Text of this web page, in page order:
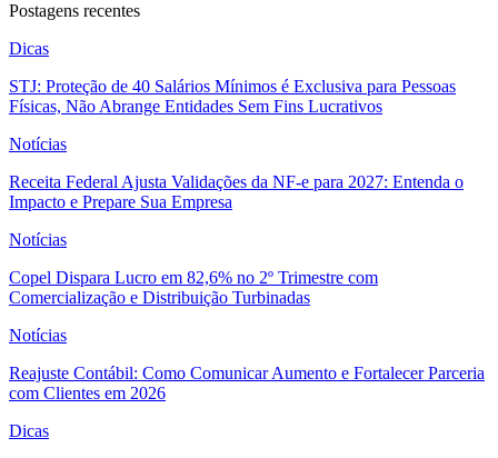
Postagens recentes
Dicas
STJ: Proteção de 40 Salários Mínimos é Exclusiva para Pessoas
Físicas, Não Abrange Entidades Sem Fins Lucrativos
Notícias
Receita Federal Ajusta Validações da NF-e para 2027: Entenda o
Impacto e Prepare Sua Empresa
Notícias
Copel Dispara Lucro em 82,6% no 2º Trimestre com
Comercialização e Distribuição Turbinadas
Notícias
Reajuste Contábil: Como Comunicar Aumento e Fortalecer Parceria
com Clientes em 2026
Dicas